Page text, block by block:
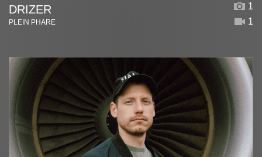
DRIZER
PLEIN PHARE
1
1